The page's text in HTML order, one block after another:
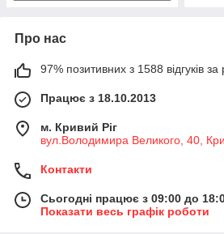
Про нас
97% позитивних з 1588 відгуків за
Працює з 18.10.2013
м. Кривий Ріг
вул.Володимира Великого, 40,
Контакти
Сьогодні працює з 09:00 до
Показати весь графік роботи